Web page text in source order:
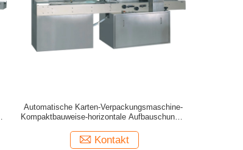
Automatische Karten-Verpackungsmaschine-
Kompaktbauweise-horizontale Aufbauschungs-
Kontakt